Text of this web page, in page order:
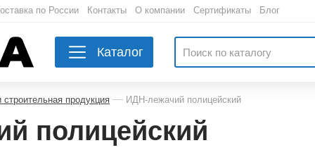
по России Контакты О компании Сертификаты Блог
Каталог
продукция — ИДН-лежачий полицейский
полицейский